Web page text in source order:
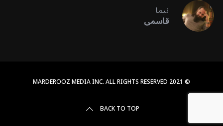
نیما
قاسمی
© 2021 MARDEROOZ MEDIA INC. ALL RIGHTS RESERVED
BACK TO TOP